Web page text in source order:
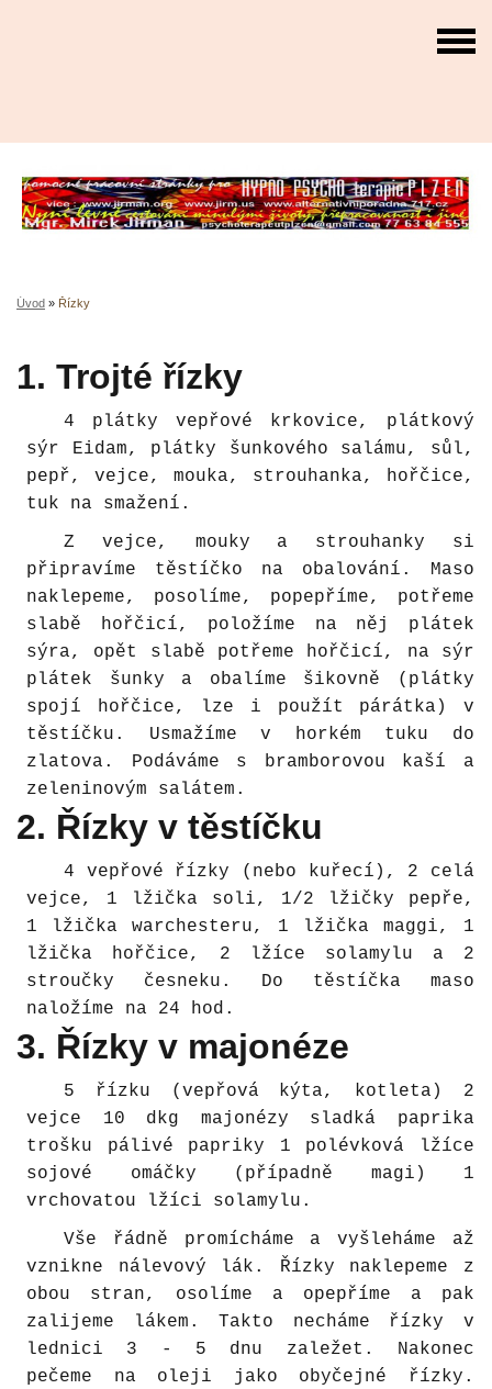
Úvod » Řízky
1. Trojté řízky
4 plátky vepřové krkovice, plátkový
sýr Eidam, plátky šunkového salámu, sůl,
pepř, vejce, mouka, strouhanka, hořčice,
tuk na smažení.
Z vejce, mouky a strouhanky si
připravíme těstíčko na obalování. Maso
naklepeme, posolíme, popepříme, potřeme
slabě hořčicí, položíme na něj plátek
sýra, opět slabě potřeme hořčicí, na sýr
plátek šunky a obalíme šikovně (plátky
spojí hořčice, lze i použít párátka) v
těstíčku. Usmažíme v horkém tuku do
zlatova. Podáváme s bramborovou kaší a
zeleninovým salátem.
2. Řízky v těstíčku
4 vepřové řízky (nebo kuřecí), 2 celá
vejce, 1 lžička soli, 1/2 lžičky pepře,
1 lžička warchesteru, 1 lžička maggi, 1
lžička hořčice, 2 lžíce solamylu a 2
stroučky česneku. Do těstíčka maso
naložíme na 24 hod.
3. Řízky v majonéze
5 řízku (vepřová kýta, kotleta) 2
vejce 10 dkg majonézy sladká paprika
trošku pálivé papriky 1 polévková lžíce
sojové omáčky (případně magi) 1
vrchovatou lžíci solamylu.
Vše řádně promícháme a vyšleháme až
vznikne nálevový lák. Řízky naklepeme z
obou stran, osolíme a opepříme a pak
zalijeme lákem. Takto necháme řízky v
lednici 3 - 5 dnu zaležet. Nakonec
pečeme na oleji jako obyčejné řízky.